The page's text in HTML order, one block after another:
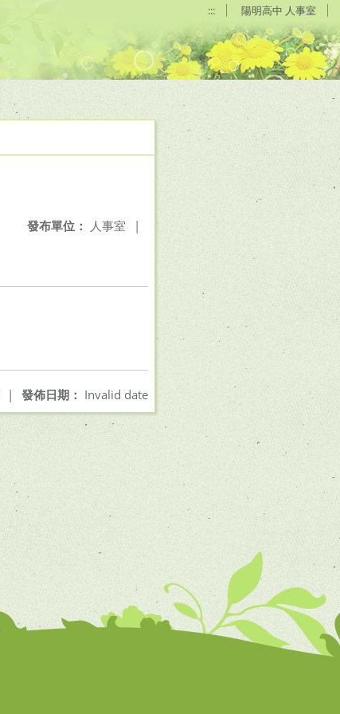
::: 陽明高中 人事室
發布單位： 人事室 |
發佈日期： Invalid date
|